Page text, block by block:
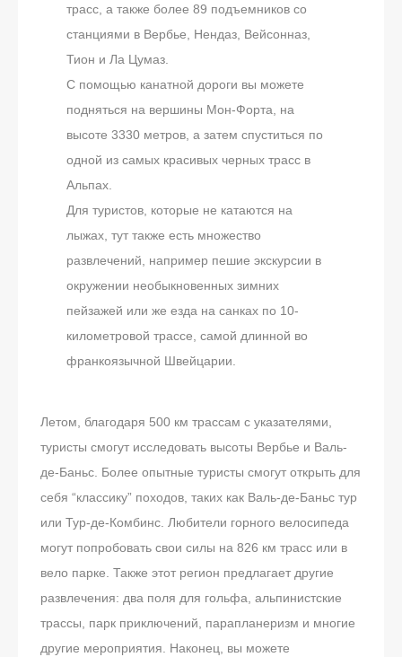
трасс, а также более 89 подъемников со
станциями в Вербье, Нендаз, Вейсонназ,
Тион и Ла Цумаз.
С помощью канатной дороги вы можете
подняться на вершины Мон-Форта, на
высоте 3330 метров, а затем спуститься по
одной из самых красивых черных трасс в
Альпах.
Для туристов, которые не катаются на
лыжах, тут также есть множество
развлечений, например пешие экскурсии в
окружении необыкновенных зимних
пейзажей или же езда на санках по 10-
километровой трассе, самой длинной во
франкоязычной Швейцарии.
Летом, благодаря 500 км трассам с указателями,
туристы смогут исследовать высоты Вербье и Валь-
де-Баньс. Более опытные туристы смогут открыть для
себя “классику” походов, таких как Валь-де-Баньс тур
или Тур-де-Комбинc. Любители горного велосипеда
могут попробовать свои силы на 826 км трасс или в
вело парке. Также этот регион предлагает другие
развлечения: два поля для гольфа, альпинистские
трассы, парк приключений, парапланеризм и многие
другие мероприятия. Наконец, вы можете